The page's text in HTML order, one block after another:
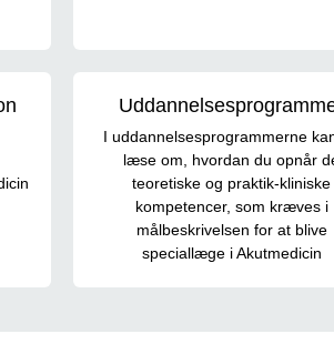
I uddannelsesprogrammerne
læse om, hvordan du opnår
teoretiske og praktik-kliniske
kompetencer, som kræves i
målbeskrivelsen for at blive
speciallæge i Akutmedicin